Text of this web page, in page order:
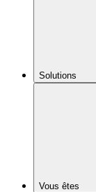
Solutions
Vous êtes